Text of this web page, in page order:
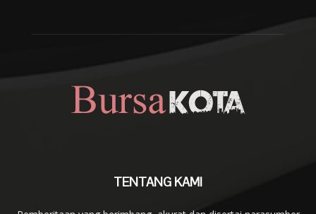
TENTANG KAMI